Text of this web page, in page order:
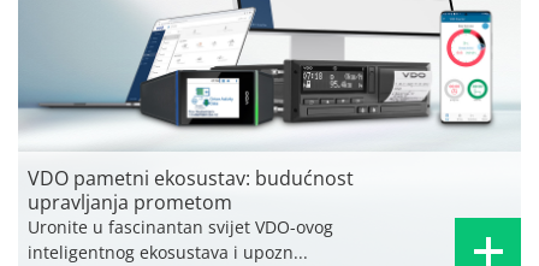
VDO pametni ekosustav: budućnost
upravljanja prometom
Uronite u fascinantan svijet VDO-ovog
inteligentnog ekosustava i upozn...